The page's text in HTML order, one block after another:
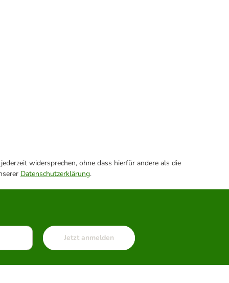
widersprechen, ohne dass hierfür andere als die
Datenschutzerklärung.
Jetzt anmelden